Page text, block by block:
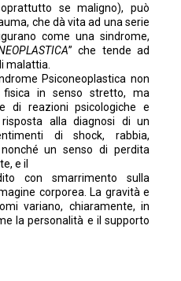
se maligno), può
che dà vita ad una serie
come una sindrome,
” che tende ad
malattia.
Psiconeoplastica non
in senso stretto, ma
di reazioni psicologiche e
alla diagnosi di un
di shock, rabbia,
un senso di perdita
e il
con smarrimento sulla
corporea. La gravità e
variano, chiaramente, in
la personalità e il supporto